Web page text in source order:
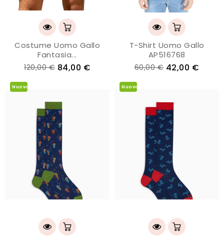
Costume Uomo Gallo
Fantasia...
120,00 € 84,00 €
T-Shirt Uomo Gallo
AP516768
60,00 € 42,00 €
Nuovo Nuovo